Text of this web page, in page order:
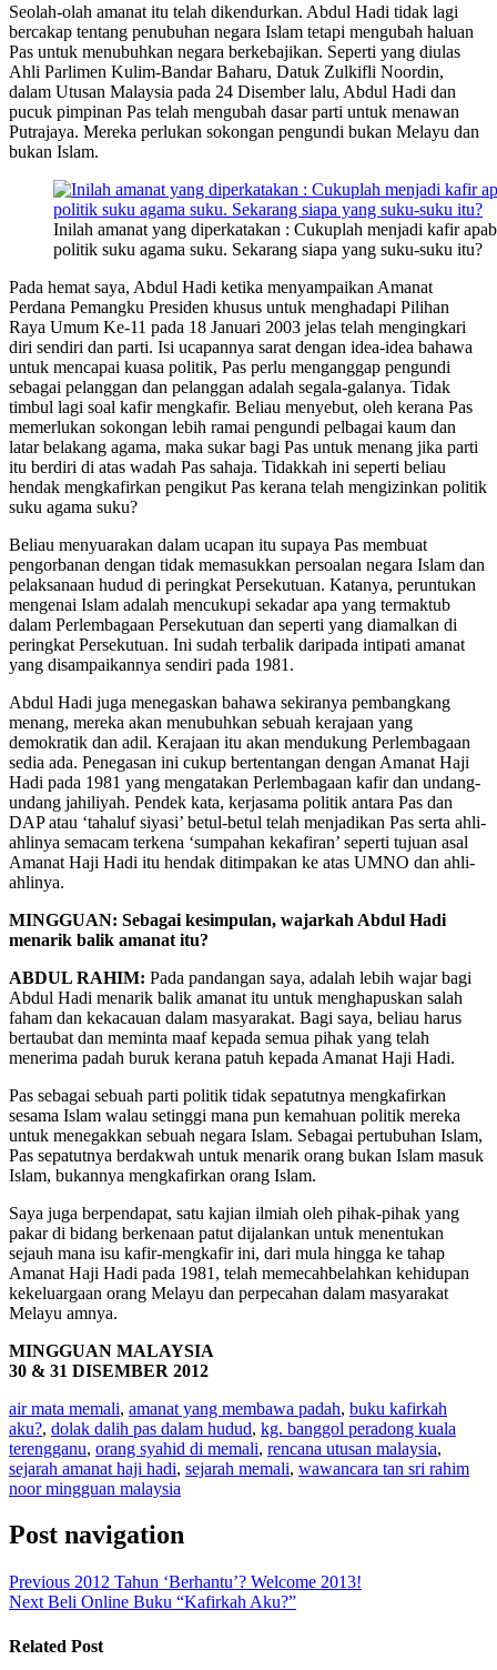
Seolah-olah amanat itu telah dikendurkan. Abdul Hadi tidak lagi
bercakap tentang penubuhan negara Islam tetapi mengubah haluan
Pas untuk menubuhkan negara berkebajikan. Seperti yang diulas
Ahli Parlimen Kulim-Bandar Baharu, Datuk Zulkifli Noordin,
dalam Utusan Malaysia pada 24 Disember lalu, Abdul Hadi dan
pucuk pimpinan Pas telah mengubah dasar parti untuk menawan
Putrajaya. Mereka perlukan sokongan pengundi bukan Melayu dan
bukan Islam.
Inilah amanat yang diperkatakan : Cukuplah menjadi kafir
politik suku agama suku. Sekarang siapa yang suku-suku itu?
Pada hemat saya, Abdul Hadi ketika menyampaikan Amanat
Perdana Pemangku Presiden khusus untuk menghadapi Pilihan
Raya Umum Ke-11 pada 18 Januari 2003 jelas telah mengingkari
diri sendiri dan parti. Isi ucapannya sarat dengan idea-idea bahawa
untuk mencapai kuasa politik, Pas perlu menganggap pengundi
sebagai pelanggan dan pelanggan adalah segala-galanya. Tidak
timbul lagi soal kafir mengkafir. Beliau menyebut, oleh kerana Pas
memerlukan sokongan lebih ramai pengundi pelbagai kaum dan
latar belakang agama, maka sukar bagi Pas untuk menang jika parti
itu berdiri di atas wadah Pas sahaja. Tidakkah ini seperti beliau
hendak mengkafirkan pengikut Pas kerana telah mengizinkan politik
suku agama suku?
Beliau menyuarakan dalam ucapan itu supaya Pas membuat
pengorbanan dengan tidak memasukkan persoalan negara Islam dan
pelaksanaan hudud di peringkat Persekutuan. Katanya, peruntukan
mengenai Islam adalah mencukupi sekadar apa yang termaktub
dalam Perlembagaan Persekutuan dan seperti yang diamalkan di
peringkat Persekutuan. Ini sudah terbalik daripada intipati amanat
yang disampaikannya sendiri pada 1981.
Abdul Hadi juga menegaskan bahawa sekiranya pembangkang
menang, mereka akan menubuhkan sebuah kerajaan yang
demokratik dan adil. Kerajaan itu akan mendukung Perlembagaan
sedia ada. Penegasan ini cukup bertentangan dengan Amanat Haji
Hadi pada 1981 yang mengatakan Perlembagaan kafir dan undang-
undang jahiliyah. Pendek kata, kerjasama politik antara Pas dan
DAP atau ‘tahaluf siyasi’ betul-betul telah menjadikan Pas serta ahli-
ahlinya semacam terkena ‘sumpahan kekafiran’ seperti tujuan asal
Amanat Haji Hadi itu hendak ditimpakan ke atas UMNO dan ahli-
ahlinya.
MINGGUAN: Sebagai kesimpulan, wajarkah Abdul Hadi
menarik balik amanat itu?
ABDUL RAHIM: Pada pandangan saya, adalah lebih wajar bagi
Abdul Hadi menarik balik amanat itu untuk menghapuskan salah
faham dan kekacauan dalam masyarakat. Bagi saya, beliau harus
bertaubat dan meminta maaf kepada semua pihak yang telah
menerima padah buruk kerana patuh kepada Amanat Haji Hadi.
Pas sebagai sebuah parti politik tidak sepatutnya mengkafirkan
sesama Islam walau setinggi mana pun kemahuan politik mereka
untuk menegakkan sebuah negara Islam. Sebagai pertubuhan Islam,
Pas sepatutnya berdakwah untuk menarik orang bukan Islam masuk
Islam, bukannya mengkafirkan orang Islam.
Saya juga berpendapat, satu kajian ilmiah oleh pihak-pihak yang
pakar di bidang berkenaan patut dijalankan untuk menentukan
sejauh mana isu kafir-mengkafir ini, dari mula hingga ke tahap
Amanat Haji Hadi pada 1981, telah memecahbelahkan kehidupan
kekeluargaan orang Melayu dan perpecahan dalam masyarakat
Melayu amnya.
MINGGUAN MALAYSIA
30 & 31 DISEMBER 2012
air mata memali, amanat yang membawa padah, buku kafirkah
aku?, dolak dalih pas dalam hudud, kg. banggol peradong kuala
terengganu, orang syahid di memali, rencana utusan malaysia,
sejarah amanat haji hadi, sejarah memali, wawancara tan sri rahim
noor mingguan malaysia
Post navigation
Previous 2012 Tahun ‘Berhantu’? Welcome 2013!
Next Beli Online Buku “Kafirkah Aku?”
Related Post